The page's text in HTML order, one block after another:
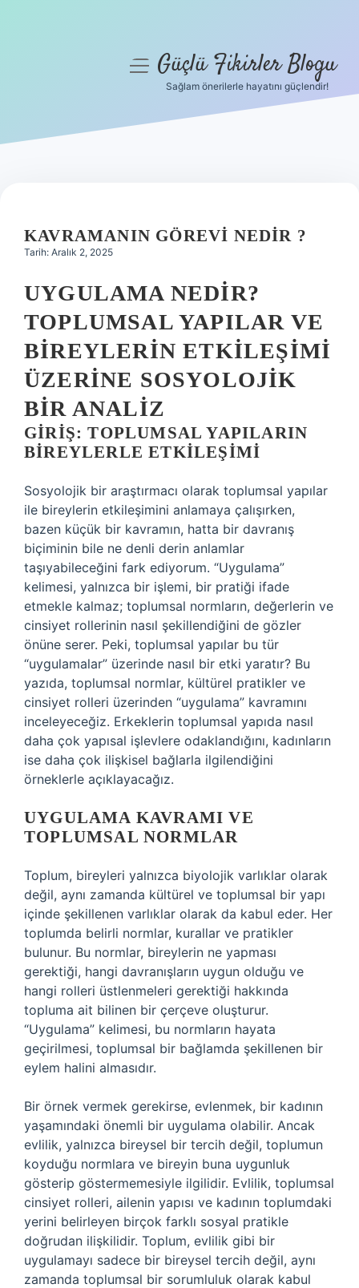
Hakkımızda
menüyüGüçlü Fikirler Blogu
Sağlam önerilerle hayatını güçlendir!
KAVRAMANIN GÖREVI NEDIR ?
Tarih: Aralık 2, 2025
UYGULAMA NEDIR?
TOPLUMSAL YAPILAR VE
BIREYLERIN ETKILEŞIMI
ÜZERINE SOSYOLOJIK
BIR ANALIZ
GIRIŞ: TOPLUMSAL YAPILARIN
BIREYLERLE ETKILEŞIMI
Sosyolojik bir araştırmacı olarak toplumsal yapılar
ile bireylerin etkileşimini anlamaya çalışırken,
bazen küçük bir kavramın, hatta bir davranış
biçiminin bile ne denli derin anlamlar
taşıyabileceğini fark ediyorum. “Uygulama”
kelimesi, yalnızca bir işlemi, bir pratiği ifade
etmekle kalmaz; toplumsal normların, değerlerin ve
cinsiyet rollerinin nasıl şekillendiğini de gözler
önüne serer. Peki, toplumsal yapılar bu tür
“uygulamalar” üzerinde nasıl bir etki yaratır? Bu
yazıda, toplumsal normlar, kültürel pratikler ve
cinsiyet rolleri üzerinden “uygulama” kavramını
inceleyeceğiz. Erkeklerin toplumsal yapıda nasıl
daha çok yapısal işlevlere odaklandığını, kadınların
ise daha çok ilişkisel bağlarla ilgilendiğini
örneklerle açıklayacağız.
UYGULAMA KAVRAMI VE
TOPLUMSAL NORMLAR
Toplum, bireyleri yalnızca biyolojik varlıklar olarak
değil, aynı zamanda kültürel ve toplumsal bir yapı
içinde şekillenen varlıklar olarak da kabul eder. Her
toplumda belirli normlar, kurallar ve pratikler
bulunur. Bu normlar, bireylerin ne yapması
gerektiği, hangi davranışların uygun olduğu ve
hangi rolleri üstlenmeleri gerektiği hakkında
topluma ait bilinen bir çerçeve oluşturur.
“Uygulama” kelimesi, bu normların hayata
geçirilmesi, toplumsal bir bağlamda şekillenen bir
eylem halini almasıdır.
Bir örnek vermek gerekirse, evlenmek, bir kadının
yaşamındaki önemli bir uygulama olabilir. Ancak
evlilik, yalnızca bireysel bir tercih değil, toplumun
koyduğu normlara ve bireyin buna uygunluk
gösterip göstermemesiyle ilgilidir. Evlilik, toplumsal
cinsiyet rolleri, ailenin yapısı ve kadının toplumdaki
yerini belirleyen birçok farklı sosyal pratikle
doğrudan ilişkilidir. Toplum, evlilik gibi bir
uygulamayı sadece bir bireysel tercih değil, aynı
zamanda toplumsal bir sorumluluk olarak kabul